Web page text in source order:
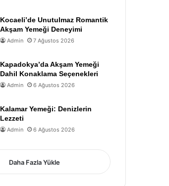
Kocaeli’de Unutulmaz Romantik
Akşam Yemeği Deneyimi
Admin 7 Ağustos 2026
Kapadokya’da Akşam Yemeği
Dahil Konaklama Seçenekleri
Admin 6 Ağustos 2026
Kalamar Yemeği: Denizlerin
Lezzeti
Admin 6 Ağustos 2026
Daha Fazla Yükle